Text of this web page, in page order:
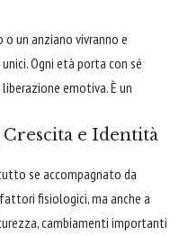
un anziano vivranno e
Ogni età porta con sé
emotiva. È un
Crescita e Identità
se accompagnato da
fisiologici, ma anche a
cambiamenti importanti